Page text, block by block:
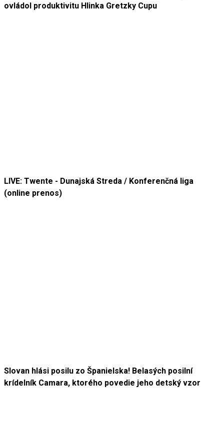
ovládol produktivitu Hlinka Gretzky Cupu
LIVE: Twente - Dunajská Streda / Konferenčná liga
(online prenos)
Slovan hlási posilu zo Španielska! Belasých posilní
krídelník Camara, ktorého povedie jeho detský vzor